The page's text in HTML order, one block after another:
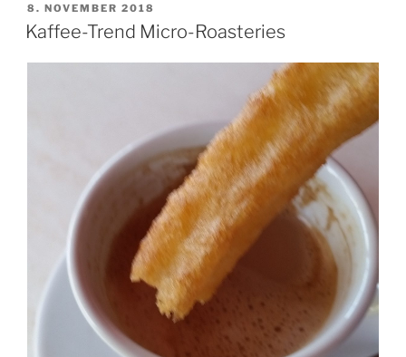
VERÖFFENTLICHT
AM
8. NOVEMBER 2018
Kaffee-Trend Micro-Roasteries